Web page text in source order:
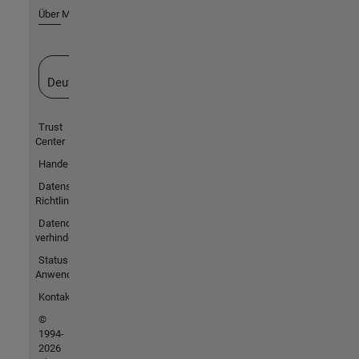
Über MathWorks
Deutschland
Trust
Center
Handelsmarken
Datenschutz-
Richtlinien
Datendiebstahl
verhindern
Status von
Anwendungen
Kontakt
©
1994-
2026